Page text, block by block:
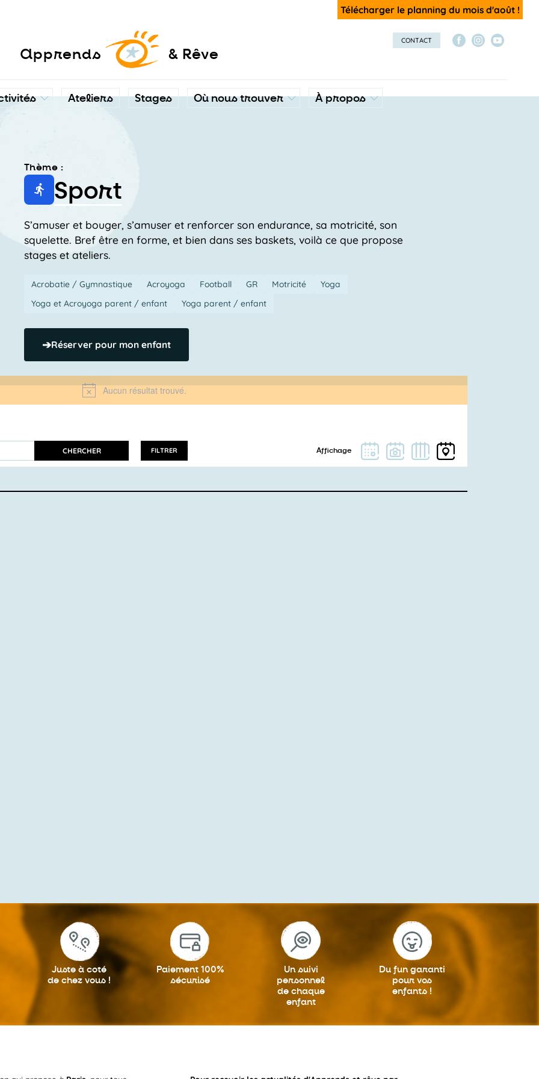
Télécharger le planning du mois d'août !
apprends & Rêve
Ateliers Stages Où nous trouver À propos
CONTACT
Thème :
Sport
S’amuser et bouger, s’amuser et renforcer son endurance, sa motricité, son
squelette. Bref être en forme, et bien dans ses baskets, voilà ce que propose
stages et ateliers.
Acrobatie / Gymnastique Acroyoga Football GR Motricité
Yoga
Yoga et Acroyoga parent / enfant
Yoga parent / enfant
➔Réserver pour mon enfant
Notice
Aucun résultat trouvé.
CHERCHER FILTRER
Juste à coté
de chez vous !
Paiement 100%
sécurisé
Un suivi
personnel
de chaque
enfant
Du fun garanti
pour vos
enfants !